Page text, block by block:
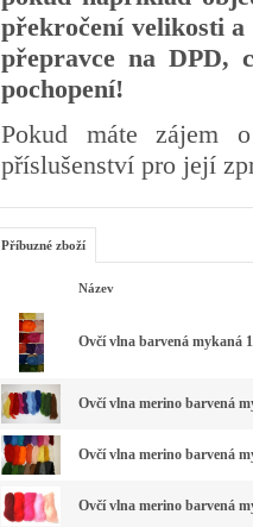
překročení velikosti a
přepravce na DPD,
pochopení!
Pokud máte zájem
příslušenství pro její
Příbuzné zboží
Název
Ovčí vlna barvená mykaná
Ovčí vlna merino barvená
Ovčí vlna merino barvená
Ovčí vlna merino barvená